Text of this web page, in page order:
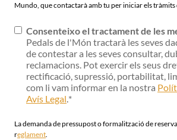
Mundo, que contactarà amb tu per iniciar els tràmits
Consenteixo el tractament de les
Pedals de l'Món tractarà les seves
de contestar a les seves consultar,
reclamacions. Pot exercir els seus
rectificació, supressió, portabilitat,
com li vam informar en la nostra
Avís Legal.*
La demanda de pressupost o formalització de
reglament.